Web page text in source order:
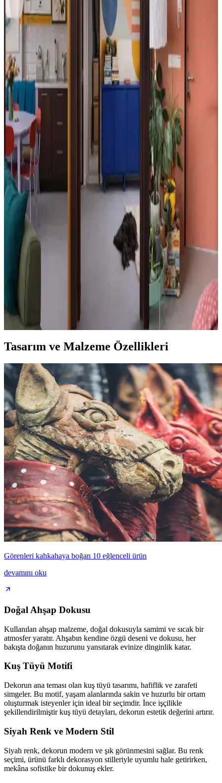
Mobilya renginin zeminle uyumu, mekânın estetik bütünlüğünü
belirler. Koyu kahverengi ve doğal ahşap tonları uyum sağlarken, gri
ve beyaz renkler dikkatli kullanılmalıdır. Tam takım mobilyadan
kaçınılmalı, alan halısı uyumu destekler.
Mutfak Barında Vinil Kağıt Seçimi ve Renk
Tasarımında Denge Sağlama Yöntemleri
Mutfak barında vinil kağıt seçimi sonrası renk ve desen uyumu,
mekanın genel atmosferini etkiler. Açık renkler ve sade desenler,
koyu zeminlerle dengeli bir görünüm sağlar ve görsel konforu artırır.
Bitmemiş Ahşap Sandalyelerde Doğru Renk Seçimi
ve Yüzey Koruma Yöntemleri
Bitmemiş ahşap sandalyelerde boya yerine leke veya cila kullanımı,
doğal dokuyu koruyarak dayanıklılığı artırır. Renk seçimi
dekorasyonla uyumlu olmalı, şeffaf cila doğal görünümü ve UV
korumasını sağlar.
Dış Mekan Ahşap Direkler İçin Uygun Leke Rengi
Seçimi ve Yüzey Hazırlığı
Dış mekan ahşap direklerde yüzey temizliği ve zımparalama sonrası,
çevre renkleriyle uyumlu koyu kömür grisi, soluk gri veya
kahverengi tonlarında leke seçimi estetik ve koruma sağlar.
Mobilya Dolapları İçin King Blue, Petrol ve Bordo
Renk Seçeneklerinin İncelenmesi
Mobilya dolaplarının renk seçimi, malzeme ve boya türüne bağlı
olarak değişir. King blue, petrol ve bordo renkleri farklı atmosferler
yaratır. Doğru uygulama ve ışık koşulları karar sürecinde önemlidir.
Tasarım ve Malzeme Özellikleri
Görenleri kahkahaya boğan 10 eğlenceli ürün
devamını oku
Doğal Ahşap Dokusu
Kullanılan ahşap malzeme, doğal dokusuyla samimi ve sıcak bir
atmosfer yaratır. Ahşabın kendine özgü deseni ve dokusu, her
bakışta doğanın huzurunu yansıtarak evinize dinginlik katar.
Kuş Tüyü Motifi
Dekorun ana teması olan kuş tüyü tasarımı, hafiflik ve zarafeti
simgeler. Bu motif, yaşam alanlarında sakin ve huzurlu bir ortam
oluşturmak isteyenler için ideal bir seçimdir. İnce işçilikle
şekillendirilmiştir kuş tüyü detayları, dekorun estetik değerini artırır.
Siyah Renk ve Modern Stil
Siyah renk, dekorun modern ve şık görünmesini sağlar. Bu renk
seçimi, ürünü farklı dekorasyon stilleriyle uyumlu hale getirirken,
mekâna sofistike bir dokunuş ekler.